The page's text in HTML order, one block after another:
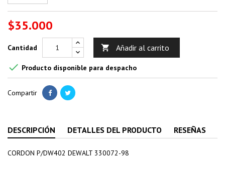
$35.000
Cantidad  Añadir al carrito
 Producto disponible para despacho
Compartir
DESCRIPCIÓN DETALLES DEL PRODUCTO RESEÑAS
CORDON P/DW402 DEWALT 330072-98